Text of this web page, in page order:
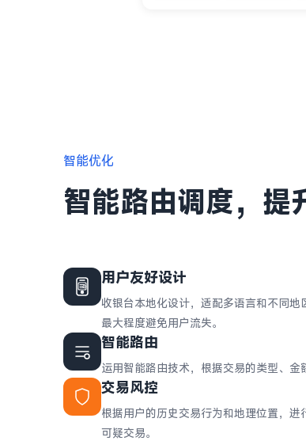
智能优化
智能路由调度，提
用户友好设计
收银台本地化设计，适配多语言和不同地
最大程度避免用户流失。
智能路由
运用智能路由技术，根据交易的类型、金
交易风控
根据用户的历史交易行为和地理位置，
可疑交易。